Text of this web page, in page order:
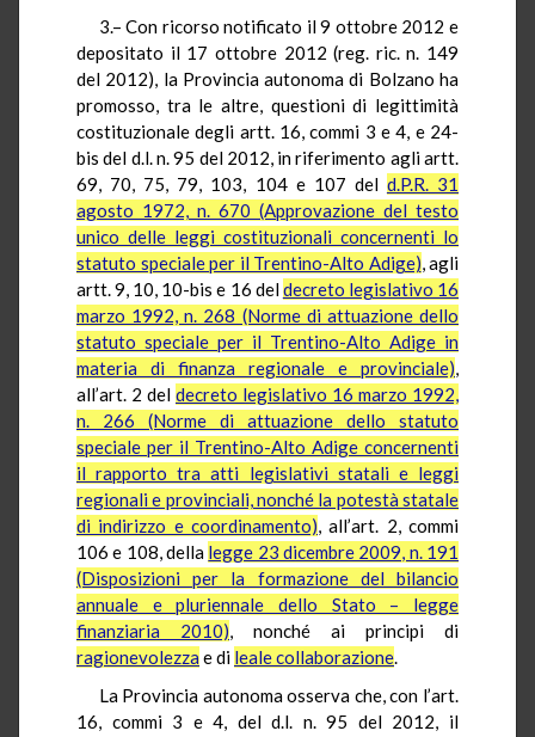
3.– Con ricorso notificato il 9 ottobre 2012 e
depositato il 17 ottobre 2012 (reg. ric. n. 149
del 2012), la Provincia autonoma di Bolzano ha
promosso, tra le altre, questioni di legittimità
costituzionale degli artt. 16, commi 3 e 4, e 24-
bis del d.l. n. 95 del 2012, in riferimento agli artt.
69, 70, 75, 79, 103, 104 e 107 del d.P.R. 31
agosto 1972, n. 670 (Approvazione del testo
unico delle leggi costituzionali concernenti lo
statuto speciale per il Trentino-Alto Adige), agli
artt. 9, 10, 10-bis e 16 deldecreto legislativo 16
marzo 1992, n. 268 (Norme di attuazione dello
statuto speciale per il Trentino-Alto Adige in
materia di finanza regionale e provinciale),
all’art. 2 del decreto legislativo 16 marzo 1992,
n. 266 (Norme di attuazione dello statuto
speciale per il Trentino-Alto Adige concernenti
il rapporto tra atti legislativi statali e leggi
regionali e provinciali, nonché la potestà statale
di indirizzo e coordinamento), all’art. 2, commi
106 e 108, della legge 23 dicembre 2009, n. 191
(Disposizioni per la formazione del bilancio
annuale e pluriennale dello Stato – legge
finanziaria 2010), nonché ai principi di
ragionevolezza e di leale collaborazione.
La Provincia autonoma osserva che, con l’art.
16, commi 3 e 4, del d.l. n. 95 del 2012, il